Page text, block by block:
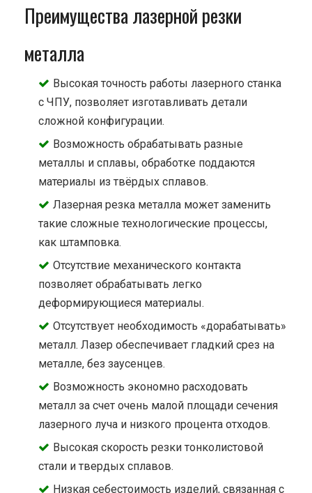
Преимущества лазерной резки
металла
Высокая точность работы лазерного станка
с ЧПУ, позволяет изготавливать детали
сложной конфигурации.
Возможность обрабатывать разные
металлы и сплавы, обработке поддаются
материалы из твёрдых сплавов.
Лазерная резка металла может заменить
такие сложные технологические процессы,
как штамповка.
Отсутствие механического контакта
позволяет обрабатывать легко
деформирующиеся материалы.
Отсутствует необходимость «дорабатывать»
металл. Лазер обеспечивает гладкий срез на
металле, без заусенцев.
Возможность экономно расходовать
металл за счет очень малой площади сечения
лазерного луча и низкого процента отходов.
Высокая скорость резки тонколистовой
стали и твердых сплавов.
Низкая себестоимость изделий, связанная с